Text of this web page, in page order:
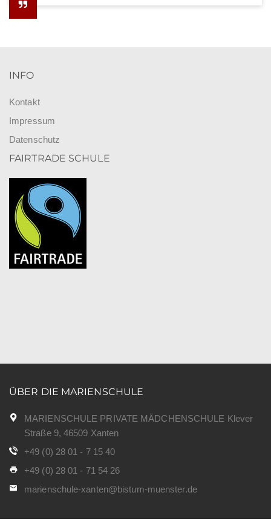
INFO
Kontakt
Impressum
Datenschutz
FAIRTRADE SCHULE
ÜBER DIE MARIENSCHULE
MARIENSCHULE PRIVATE MÄDCHENSCHULE Klever
Straße 9, 46509 Xanten
+49 (0) 28 01 - 7 15 40
+49 (0) 28 01 - 71 54 26
marienschule-xanten@bistum-muenster.de